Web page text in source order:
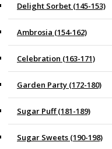
Delight Sorbet (145-153)
Ambrosia (154-162)
Celebration (163-171)
Garden Party (172-180)
Sugar Puff (181-189)
Sugar Sweets (190-198)